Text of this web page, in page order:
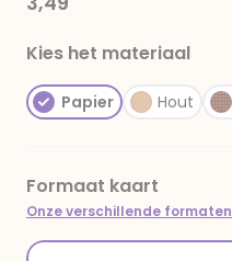
Kies het materiaal
Papier Hout
Formaat kaart
Onze verschillende formaten